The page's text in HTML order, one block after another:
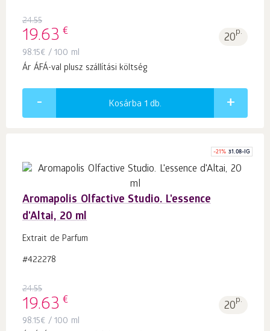
24.55
19.63 € 20p.
98.15€ / 100 ml
Ár ÁFÁ-val plusz szállítási költség
Kosárba 1 db.
-21% 31.08-IG
Aromapolis Olfactive Studio. L'essence
d'Altai, 20 ml
Extrait de Parfum
#422278
24.55
19.63 € 20p.
98.15€ / 100 ml